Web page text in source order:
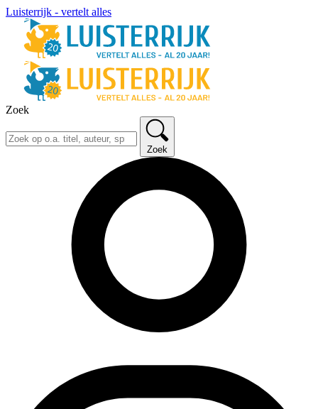
Luisterrijk - vertelt alles
Zoek
Zoek